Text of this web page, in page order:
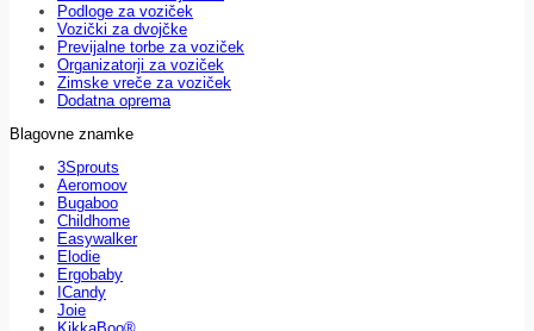
Podloge za voziček
Vozički za dvojčke
Previjalne torbe za voziček
Organizatorji za voziček
Zimske vreče za voziček
Dodatna oprema
Blagovne znamke
3Sprouts
Aeromoov
Bugaboo
Childhome
Easywalker
Elodie
Ergobaby
ICandy
Joie